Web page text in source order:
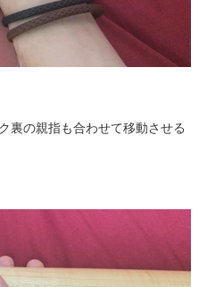
裏の親指も合わせて移動させる